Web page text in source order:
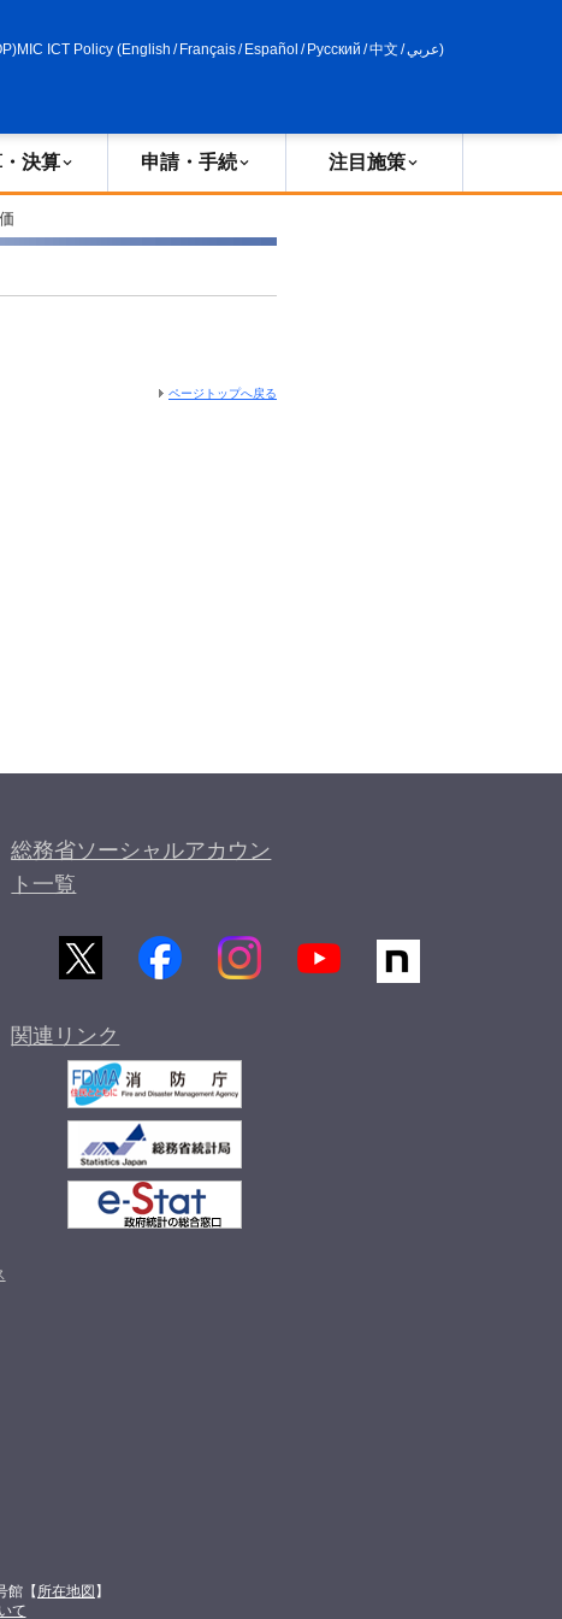
MIC ICT Policy (English / Français/ Español / Русский /中文 /عربي)
決算 申請・手続 注目施策
ページトップへ戻る
総務省ソーシャルアカウン
ト一覧
関連リンク
館【 所在地図 】
て